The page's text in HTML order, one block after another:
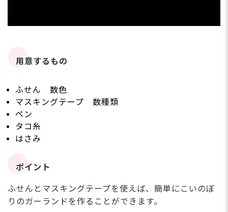
用意するもの
ふせん 数色
マスキングテープ 数種類
ペン
タコ糸
はさみ
ポイント
ふせんとマスキングテープを使えば、簡単にこいのぼ
りのガーランドを作ることができます。